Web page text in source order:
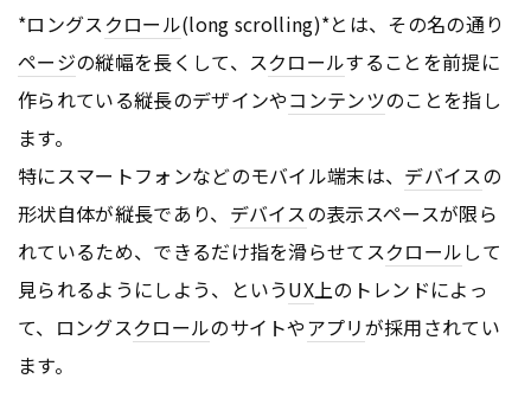
*ロングスクロール(long scrolling)*とは、その名の通り
ページの縦幅を長くして、スクロールすることを前提に
作られている縦長のデザインやコンテンツのことを指し
ます。
特にスマートフォンなどのモバイル端末は、 デバイスの
形状自体が縦長であり、 デバイスの表示スペースが限ら
れているため、できるだけ指を滑らせてスクロールして
見られるようにしよう、というUX 上のトレンドによっ
て、ロングスクロールのサイトやアプリが採用されてい
ます。